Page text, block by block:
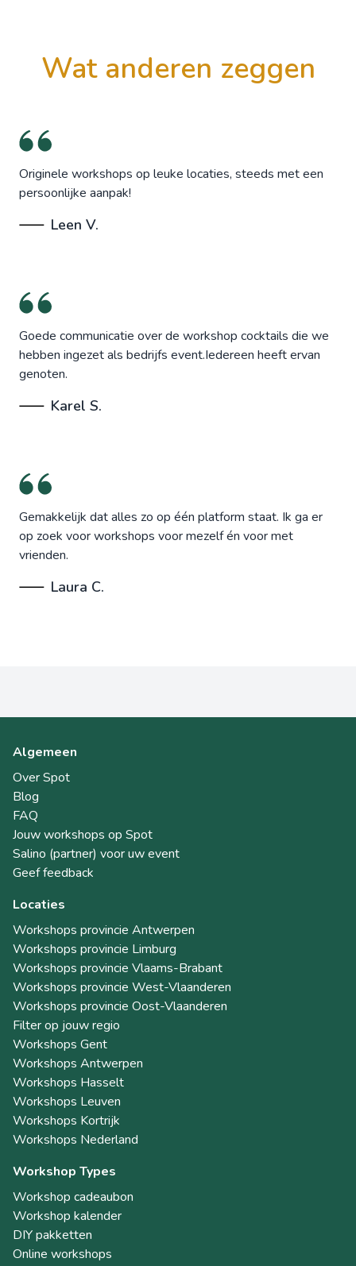
wat anderen zeggen
Originele workshops op leuke locaties, steeds met een
persoonlijke aanpak!
Leen V.
Goede communicatie over de workshop cocktails die we
hebben ingezet als bedrijfs event.Iedereen heeft ervan
genoten.
Karel S.
Gemakkelijk dat alles zo op één platform staat. Ik ga er
op zoek voor workshops voor mezelf én voor met
vrienden.
Laura C.
Algemeen
Over Spot
Blog
FAQ
Jouw workshops op Spot
Salino (partner) voor uw event
Geef feedback
Locaties
Workshops provincie Antwerpen
Workshops provincie Limburg
Workshops provincie Vlaams-Brabant
Workshops provincie West-Vlaanderen
Workshops provincie Oost-Vlaanderen
Filter op jouw regio
Workshops Gent
Workshops Antwerpen
Workshops Hasselt
Workshops Leuven
Workshops Kortrijk
Workshops Nederland
Workshop Types
Workshop cadeaubon
Workshop kalender
DIY pakketten
Online workshops